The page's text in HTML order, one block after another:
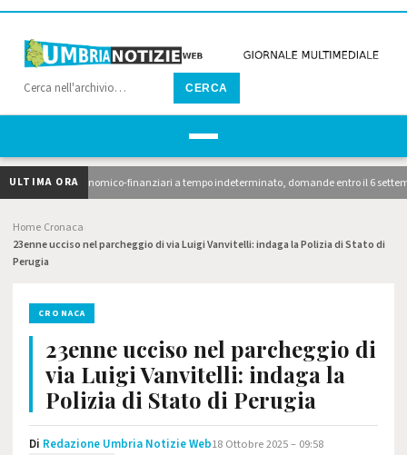
CERCA
ULTIMA ORA
funzionari economico-finanziari a tempo indeterminato, domande entro il 6
Home Cronaca
23enne ucciso nel parcheggio di via Luigi Vanvitelli: indaga la Polizia di Stato di
Perugia
CRONACA
23enne ucciso nel parcheggio di
via Luigi Vanvitelli: indaga la
Polizia di Stato di Perugia
Di Redazione Umbria Notizie Web18 Ottobre 2025 – 09:58